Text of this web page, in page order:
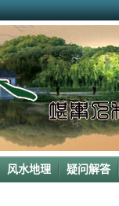
吉凶（二）
局
水
风水地理 疑问解答